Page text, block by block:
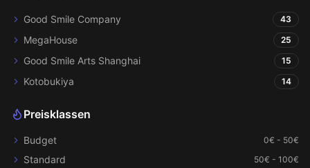
Good Smile Company 43
MegaHouse 25
Good Smile Arts Shanghai 15
Kotobukiya 14
Preisklassen
Budget 0€ - 50€
Standard 50€ - 100€